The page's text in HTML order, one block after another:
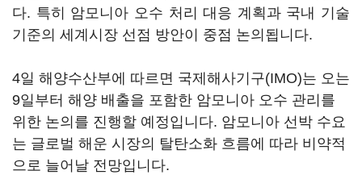
다. 특히 암모니아 오수 처리 대응 계획과 국내 기술
기준의 세계시장 선점 방안이 중점 논의됩니다.
4일 해양수산부에 따르면 국제해사기구(IMO)는 오는
9일부터 해양 배출을 포함한 암모니아 오수 관리를
위한 논의를 진행할 예정입니다. 암모니아 선박 수요
는 글로벌 해운 시장의 탈탄소화 흐름에 따라 비약적
으로 늘어날 전망입니다.